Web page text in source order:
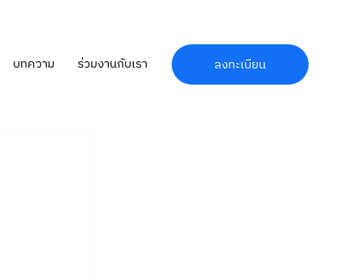
บทความ ร่วมงานกับเรา ลงทะเบียน